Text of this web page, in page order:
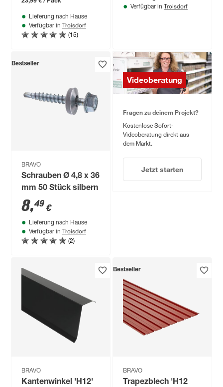
Lieferung nach Hause
Verfügbar in Troisdorf
(15)
Verfügbar in Troisdorf
Bestseller
BRAVO
Schrauben Ø 4,8 x 36
mm 50 Stück silbern
8,49 €
Lieferung nach Hause
Verfügbar in Troisdorf
(2)
Videoberatung
Fragen zu deinem Projekt?
Kostenlose Sofort-
Videoberatung direkt aus
dem Markt.
Jetzt starten
BRAVO
Kantenwinkel 'H12'
Bestseller
BRAVO
Trapezblech 'H12